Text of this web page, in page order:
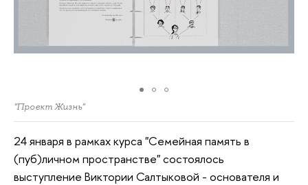
"Проект Жизнь"
24 января в рамках курса "Семейная память в
(пуб)личном пространстве" состоялось
выступление Виктории Салтыковой - основателя и